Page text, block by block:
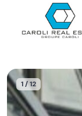
1 / 12